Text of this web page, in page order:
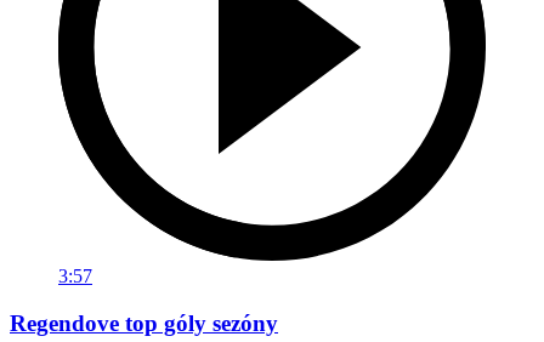
3:57
Regendove top góly sezóny